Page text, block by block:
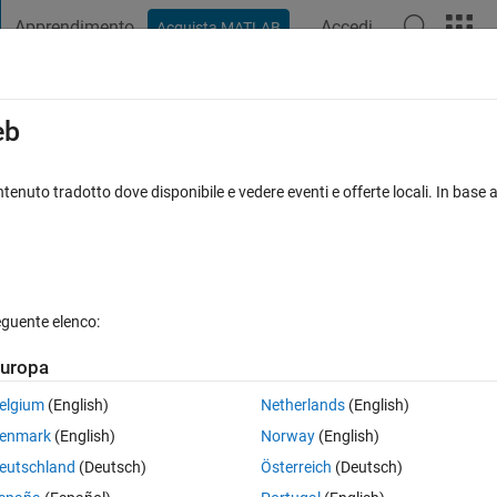
Apprendimento Acquista MATLAB Accedi
of particles
0 voti
(attached) and I want to plot and make a video of all of my
tradotto dove disponibile e vedere eventi e offerte locali. In
elenco:
(English)
(English)
(Deutsch)
Netherlands(English)
Norway(English)
Österreich (Deutsch)